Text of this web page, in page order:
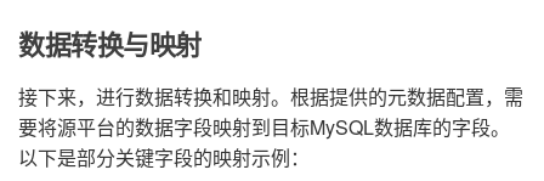
数据转换与映射
接下来，进行数据转换和映射。根据提供的元数据配置，需
要将源平台的数据字段映射到目标MySQL数据库的字段。
以下是部分关键字段的映射示例：